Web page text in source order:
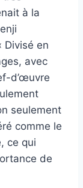
à la
Divisé en
avec
d’œuvre
seulement
comme le
ce qui
de